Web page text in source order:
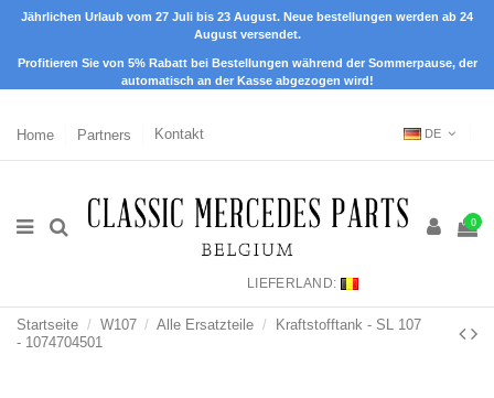
Jährlichen Urlaub vom 27 Juli bis 23 August. Neue bestellungen werden ab 24
August versendet.
Profitieren Sie von 5% Rabatt bei Bestellungen während der Sommerpause, der
automatisch an der Kasse abgezogen wird!
Home Partners Kontakt DE
0
LIEFERLAND:
Startseite W107 Alle Ersatzteile
Kraftstofftank - SL 107
- 1074704501